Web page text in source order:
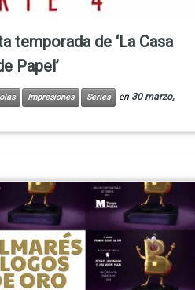
temporada de ‘La Casa
Papel’
Impresiones Series en 30 marzo,